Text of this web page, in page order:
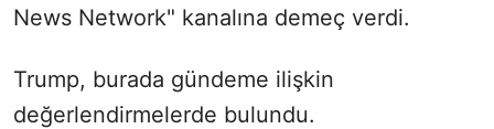
News Network" kanalına demeç verdi.
Trump, burada gündeme ilişkin
değerlendirmelerde bulundu.